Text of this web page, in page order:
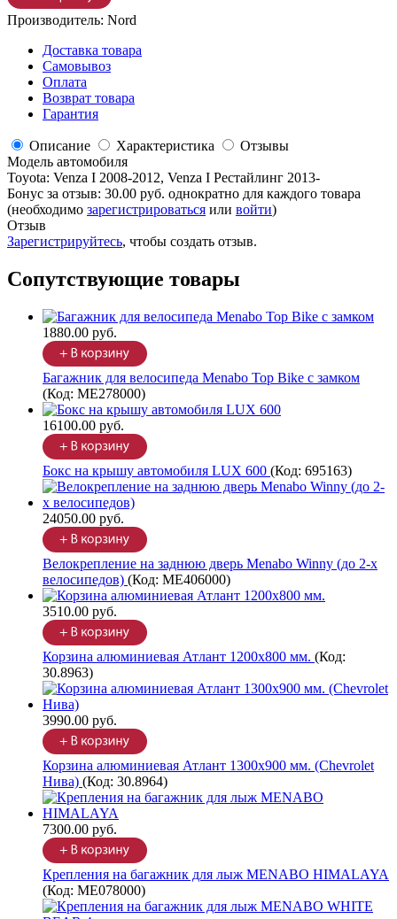
Производитель: Nord
Доставка товара
Самовывоз
Оплата
Возврат товара
Гарантия
Описание Характеристика
Отзывы
Модель автомобиля
Toyota: Venza I 2008-2012, Venza I Рестайлинг 2013-
Бонус за отзыв: 30.00 руб. однократно для каждого товара
(необходимо зарегистрироваться или войти)
Отзыв
Зарегистрируйтесь, чтобы создать отзыв.
Сопутствующие товары
1880.00 руб.
Багажник для велосипеда Menabo Top Bike с замком
(Код: ME278000)
16100.00 руб.
Бокс на крышу автомобиля LUX 600 (Код: 695163)
24050.00 руб.
Велокрепление на заднюю дверь Menabo Winny (до 2-х
велосипедов) (Код: ME406000)
3510.00 руб.
Корзина алюминиевая Атлант 1200х800 мм. (Код:
30.8963)
3990.00 руб.
Корзина алюминиевая Атлант 1300х900 мм. (Chevrolet
Нива) (Код: 30.8964)
7300.00 руб.
Крепления на багажник для лыж MENABO HIMALAYA
(Код: ME078000)